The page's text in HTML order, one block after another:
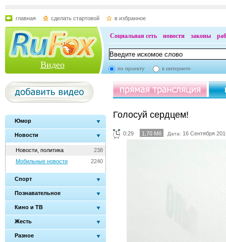
главная сделать стартовой в избранное
Видео
Социальная сеть новости законы
по проекту в интернете
Юмор
Новости
238
Новости, политика
2240
Мобильные новости
Спорт
Познавательное
Кино и ТВ
Жесть
Разное
Голосуй сердцем!
0:29 1,70 Мб Дата: 16 Сентября